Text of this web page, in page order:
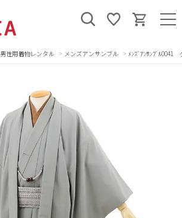
男性用着物レンタル メンズアンサンブル ﾒﾝｽﾞｱﾝｻﾝﾌﾞﾙ0041